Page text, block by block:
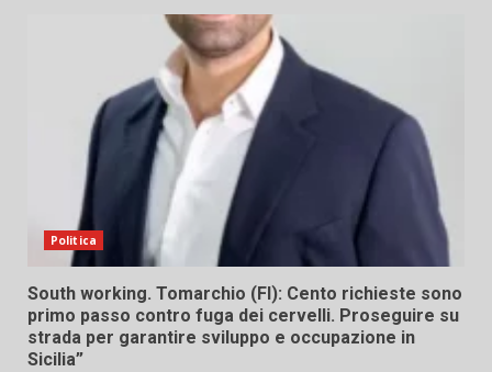
Politica
South working. Tomarchio (FI): Cento richieste sono
primo passo contro fuga dei cervelli. Proseguire su
strada per garantire sviluppo e occupazione in
Sicilia”